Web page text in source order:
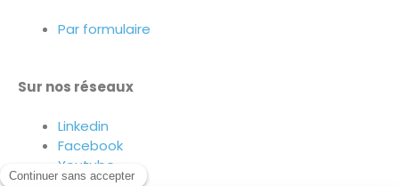
Par formulaire
Sur nos réseaux
Linkedin
Facebook
Youtube